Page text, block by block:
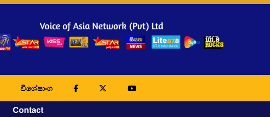
විශේෂාංග
Contact